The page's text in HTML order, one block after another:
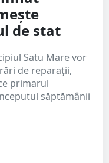
de stat
Satu Mare vor
de reparații,
primarul
săptămânii